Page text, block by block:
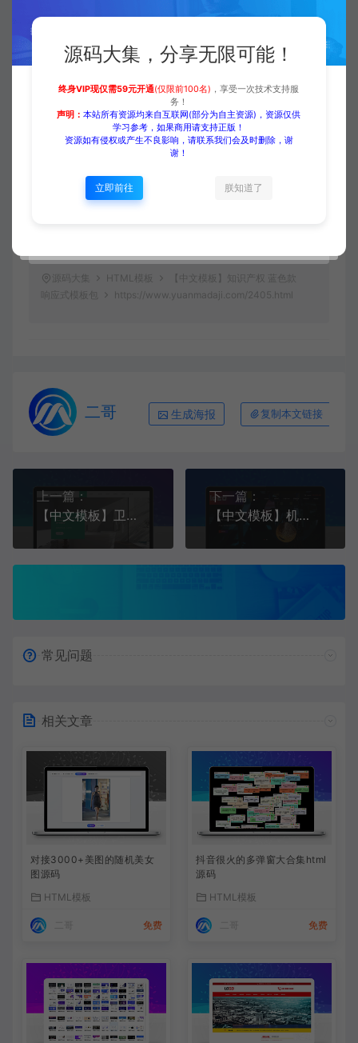
当前内容需要登录后下载
登录购买 升级会员
收藏 (0)
源码大集 HTML模板
【中文模板】知识产权 蓝色款
响应式模板包
https://www.yuanmadaji.com/2405.html
二哥 生成海报 复制本文链接
上一篇：
【中文模板】卫浴行业 简约绿色款 响应式模板
下一篇：
【中文模板】机械设备行业 渐变红色款 响应式模板
常见问题
相关文章
对接3000+美图的随机美女
图源码
HTML模板
免费
抖音很火的多弹窗大合集html
源码
HTML模板
免费
源码大集，分享无限可能！
终身VIP现仅需59元开通(仅限前100名) ，享受一次技术支持服
务！
声明：本站所有资源均来自互联网(部分为自主资源)，资源仅供
学习参考，如果商用请支持正版！
资源如有侵权或产生不良影响，请联系我们会及时删除，谢
谢！
立即前往 朕知道了